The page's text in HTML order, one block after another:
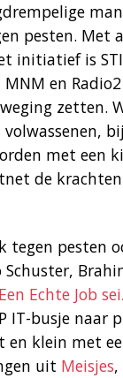
pesten. Met
initiatief is
en
zetten.
met een
de
pesten
Een Echte Job
IT-busje naar
klein met
uit Meisjes